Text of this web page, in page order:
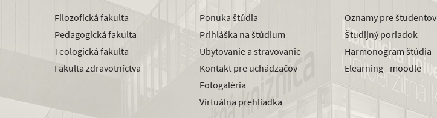
Filozofická fakulta
Pedagogická fakulta
Teologická fakulta
Fakulta zdravotníctva
Ponuka štúdia
Prihláška na štúdium
Ubytovanie a stravovanie
Kontakt pre uchádzačov
Fotogaléria
Virtuálna prehliadka
Oznamy pre študentov
Študijný poriadok
Harmonogram štúdia
Elearning - moodle